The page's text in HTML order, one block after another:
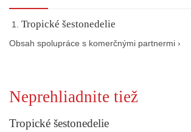
Tropické šestonedelie
Obsah spolupráce s komerčnými partnermi ›
Neprehliadnite tiež
Tropické šestonedelie